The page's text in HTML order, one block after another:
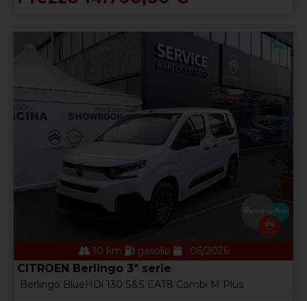
10 km gasolio 06/2026
CITROEN Berlingo 3ª serie
Berlingo BlueHDi 130 S&S EAT8 Combi M Plus